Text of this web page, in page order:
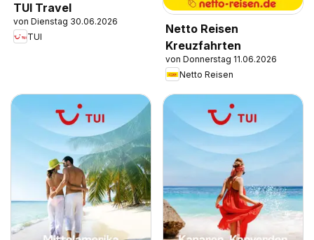
TUI Travel
von Dienstag 30.06.2026
TUI
Netto Reisen
Kreuzfahrten
von Donnerstag 11.06.2026
Netto Reisen